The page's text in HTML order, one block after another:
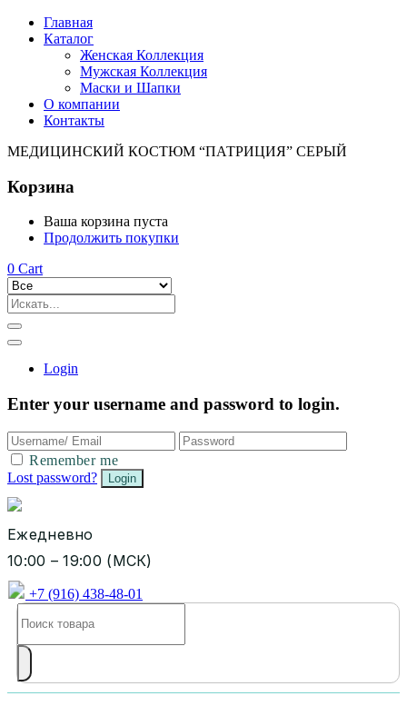
Главная
Каталог
Женская Коллекция
Мужская Коллекция
Маски и Шапки
О компании
Контакты
МЕДИЦИНСКИЙ КОСТЮМ “ПАТРИЦИЯ” СЕРЫЙ
Корзина
Ваша корзина пуста
Продолжить покупки
0 Cart
Login
Enter your username and password to login.
Remember me
Lost password?
Ежедневно
10:00 – 19:00 (МСК)
+7 (916) 438-48-01